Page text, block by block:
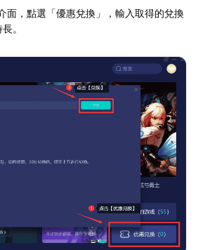
面，點選「優惠兌換」，輸入取得的兌換
。